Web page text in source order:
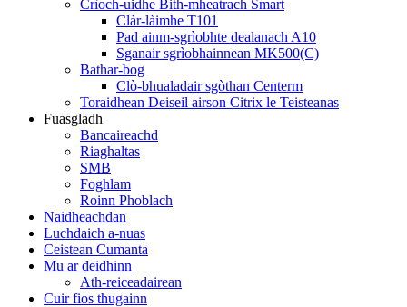
Crìoch-uidhe Bith-mheatrach Smart
Clàr-làimhe T101
Pad ainm-sgrìobhte dealanach A10
Sganair sgrìobhainnean MK500(C)
Bathar-bog
Clò-bhualadair sgòthan Centerm
Toraidhean Deiseil airson Citrix le Teisteanas
Fuasgladh
Bancaireachd
Riaghaltas
SMB
Foghlam
Roinn Phoblach
Naidheachdan
Luchdaich a-nuas
Ceistean Cumanta
Mu ar deidhinn
Ath-reiceadairean
Cuir fios thugainn